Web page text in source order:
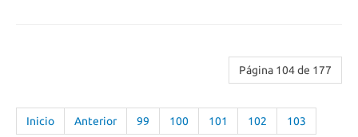
Página 104 de 177
Inicio Anterior 99 100 101 102 103